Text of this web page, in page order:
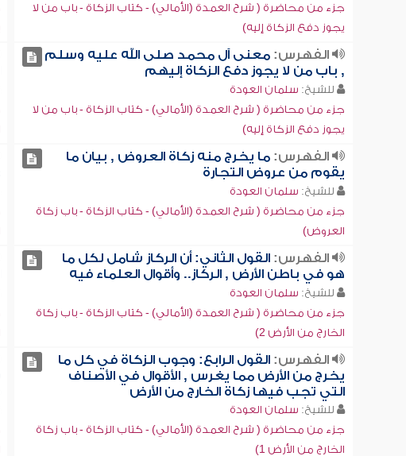
جزء من محاضرة ( شرح العمدة (الأمالي) - كتاب الزكاة - باب من لا
يجوز دفع الزكاة إليه)
الفهرس:معنى آل محمد صلى الله عليه وسلم
, باب من لا يجوز دفع الزكاة إليهم
للشيخ: سلمان العودة
جزء من محاضرة ( شرح العمدة (الأمالي) - كتاب الزكاة - باب من لا
يجوز دفع الزكاة إليه)
الفهرس:ما يخرج منه زكاة العروض , بيان ما
يقوم من عروض التجارة
للشيخ: سلمان العودة
جزء من محاضرة ( شرح العمدة (الأمالي) - كتاب الزكاة - باب زكاة
العروض)
الفهرس:القول الثاني: أن الركاز شامل لكل ما
هو في باطن الأرض , الركاز.. وأقوال العلماء فيه
للشيخ: سلمان العودة
جزء من محاضرة ( شرح العمدة (الأمالي) - كتاب الزكاة - باب زكاة
الخارج من الأرض 2)
الفهرس:القول الرابع: وجوب الزكاة في كل ما
يخرج من الأرض مما يغرس , الأقوال في الأصناف
التي تجب فيها زكاة الخارج من الأرض
للشيخ: سلمان العودة
جزء من محاضرة ( شرح العمدة (الأمالي) - كتاب الزكاة - باب زكاة
الخارج من الأرض 1)